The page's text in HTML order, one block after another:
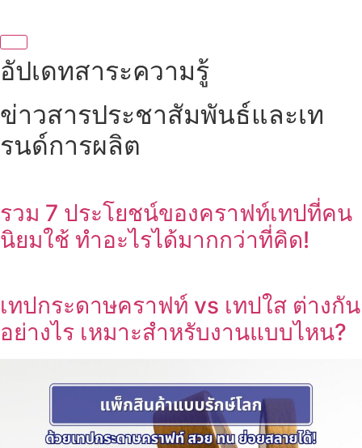
อัปเดทสาระความรู้
ข่าวสารประชาสัมพันธ์และเท
รนด์การผลิต
รวม 7 ประโยชน์ของคราฟท์เทปที่คน
นิยมใช้ ทำอะไรได้มากกว่าที่คิด!
เทปกระดาษคราฟท์ vs เทปใส ต่างกัน
อย่างไร เหมาะสำหรับงานแบบไหน?